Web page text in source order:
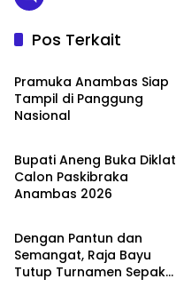
Pos Terkait
Anambas
Pramuka Anambas Siap
Tampil di Panggung
Nasional
Anambas
Bupati Aneng Buka Diklat
Calon Paskibraka
Anambas 2026
Anambas
Dengan Pantun dan
Semangat, Raja Bayu
Tutup Turnamen Sepak